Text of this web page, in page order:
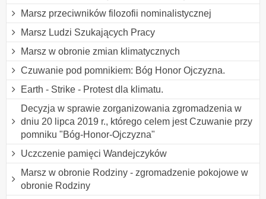
Marsz przeciwników filozofii nominalistycznej
Marsz Ludzi Szukających Pracy
Marsz w obronie zmian klimatycznych
Czuwanie pod pomnikiem: Bóg Honor Ojczyzna.
Earth - Strike - Protest dla klimatu.
Decyzja w sprawie zorganizowania zgromadzenia w
dniu 20 lipca 2019 r., którego celem jest Czuwanie przy
pomniku "Bóg-Honor-Ojczyzna"
Uczczenie pamięci Wandejczyków
Marsz w obronie Rodziny - zgromadzenie pokojowe w
obronie Rodziny